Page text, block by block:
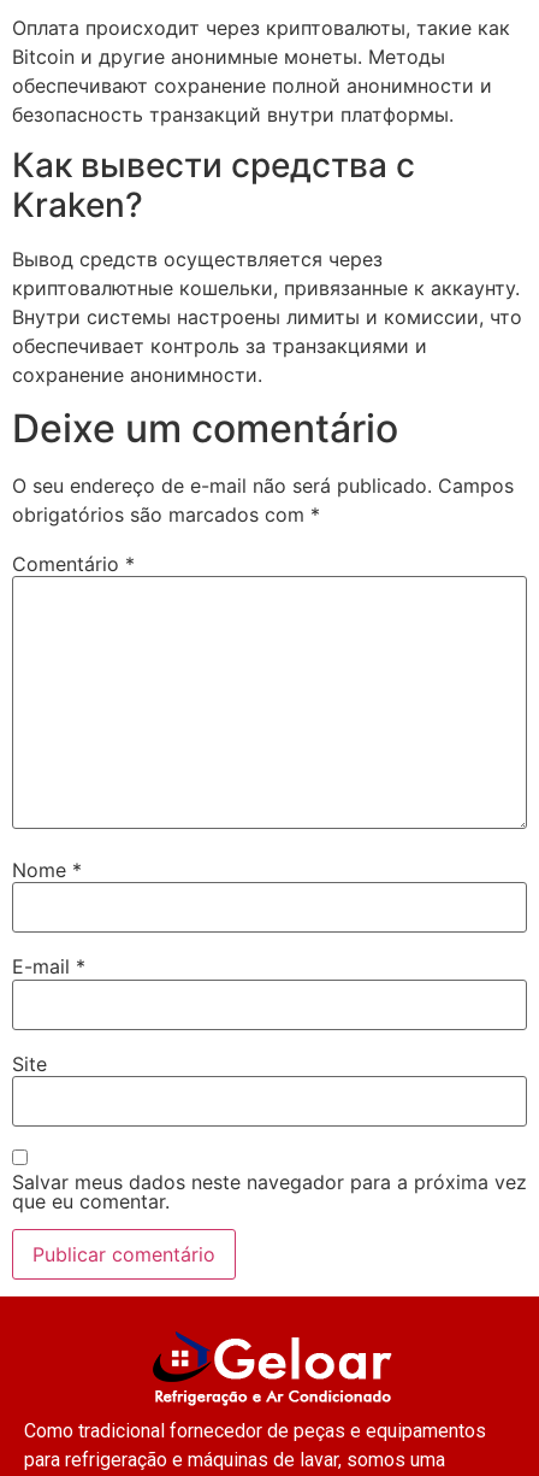
Оплата происходит через криптовалюты, такие как
Bitcoin и другие анонимные монеты. Методы
обеспечивают сохранение полной анонимности и
безопасность транзакций внутри платформы.
Как вывести средства с
Kraken?
Вывод средств осуществляется через
криптовалютные кошельки, привязанные к аккаунту.
Внутри системы настроены лимиты и комиссии, что
обеспечивает контроль за транзакциями и
сохранение анонимности.
Deixe um comentário
O seu endereço de e-mail não será publicado. Campos
obrigatórios são marcados com *
Comentário *
Nome *
E-mail *
Site
Salvar meus dados neste navegador para a próxima vez
que eu comentar.
Como tradicional fornecedor de peças e equipamentos
para refrigeração e máquinas de lavar, somos uma